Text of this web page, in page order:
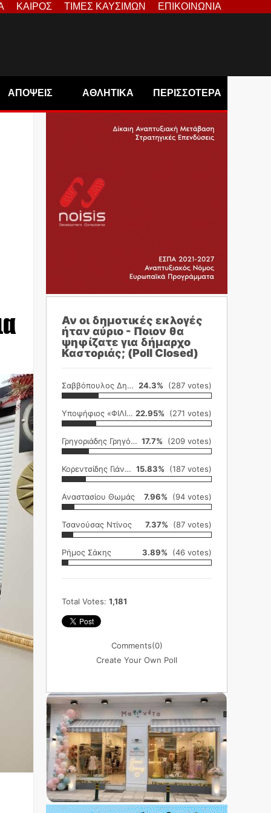
ΚΑΙΡΟΣ ΤΙΜΕΣ ΚΑΥΣΙΜΩΝ ΕΠΙΚΟΙΝΩΝΙΑ
ΑΠΟΨΕΙΣ ΑΘΛΗΤΙΚΑ ΠΕΡΙΣΣΟΤΕΡΑ
Αν οι δημοτικές εκλογές
ήταν αύριο - Ποιον θα
ψηφίζατε για δήμαρχο
Καστοριάς; (Poll Closed)
Σαββόπουλος Δημήτρης 24.3% (287 votes)
Υποψήφιος «ΦΙΛΙΚΗ ΕΤΑΙΡΕΙΑ» 22.95% (271 votes)
Γρηγοριάδης Γρηγόρης 17.7% (209 votes)
Κορεντσίδης Γιάννης 15.83% (187 votes)
Αναστασίου Θωμάς 7.96% (94 votes)
Τσανούσας Ντίνος 7.37% (87 votes)
Ρήμος Σάκης 3.89% (46 votes)
Total Votes: 1,181
Comments(0)
Create Your Own Poll